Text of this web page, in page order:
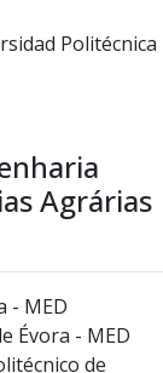
Politécnica
Agrárias
- MED
Évora - MED
de